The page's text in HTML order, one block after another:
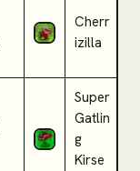
Cherr
izilla
Super
Gatlin
g
Kirse